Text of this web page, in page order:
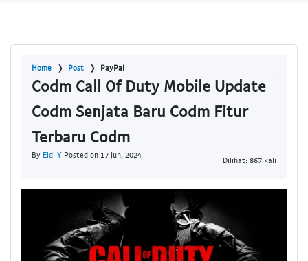
Home Post PayPal
Codm Call Of Duty Mobile Update
Codm Senjata Baru Codm Fitur
Terbaru Codm
By Eldi Y Posted on 17 Jun, 2024
Dilihat: 867 kali